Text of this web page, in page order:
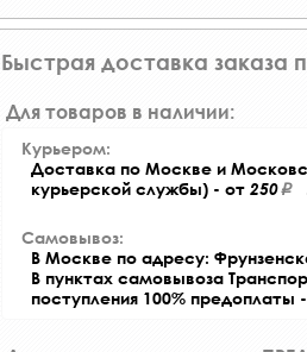
Быстрая доставка заказа
Для товаров в наличии:
Курьером:
Доставка по Москве и
курьерской службы) - от 250
Самовывоз:
В Москве по адресу:
В пунктах самовывоза
поступления 100% предоплаты